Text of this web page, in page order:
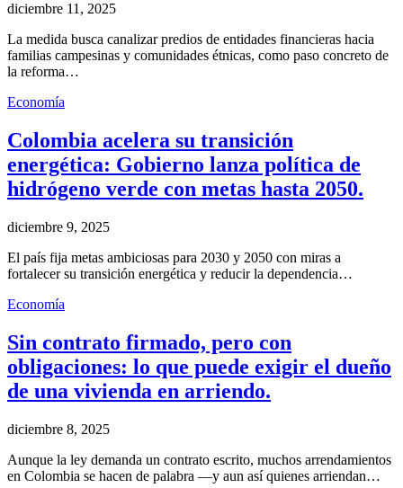
diciembre 11, 2025
La medida busca canalizar predios de entidades financieras hacia
familias campesinas y comunidades étnicas, como paso concreto de
la reforma…
Economía
Colombia acelera su transición
energética: Gobierno lanza política de
hidrógeno verde con metas hasta 2050.
diciembre 9, 2025
El país fija metas ambiciosas para 2030 y 2050 con miras a
fortalecer su transición energética y reducir la dependencia…
Economía
Sin contrato firmado, pero con
obligaciones: lo que puede exigir el dueño
de una vivienda en arriendo.
diciembre 8, 2025
Aunque la ley demanda un contrato escrito, muchos arrendamientos
en Colombia se hacen de palabra —y aun así quienes arriendan…